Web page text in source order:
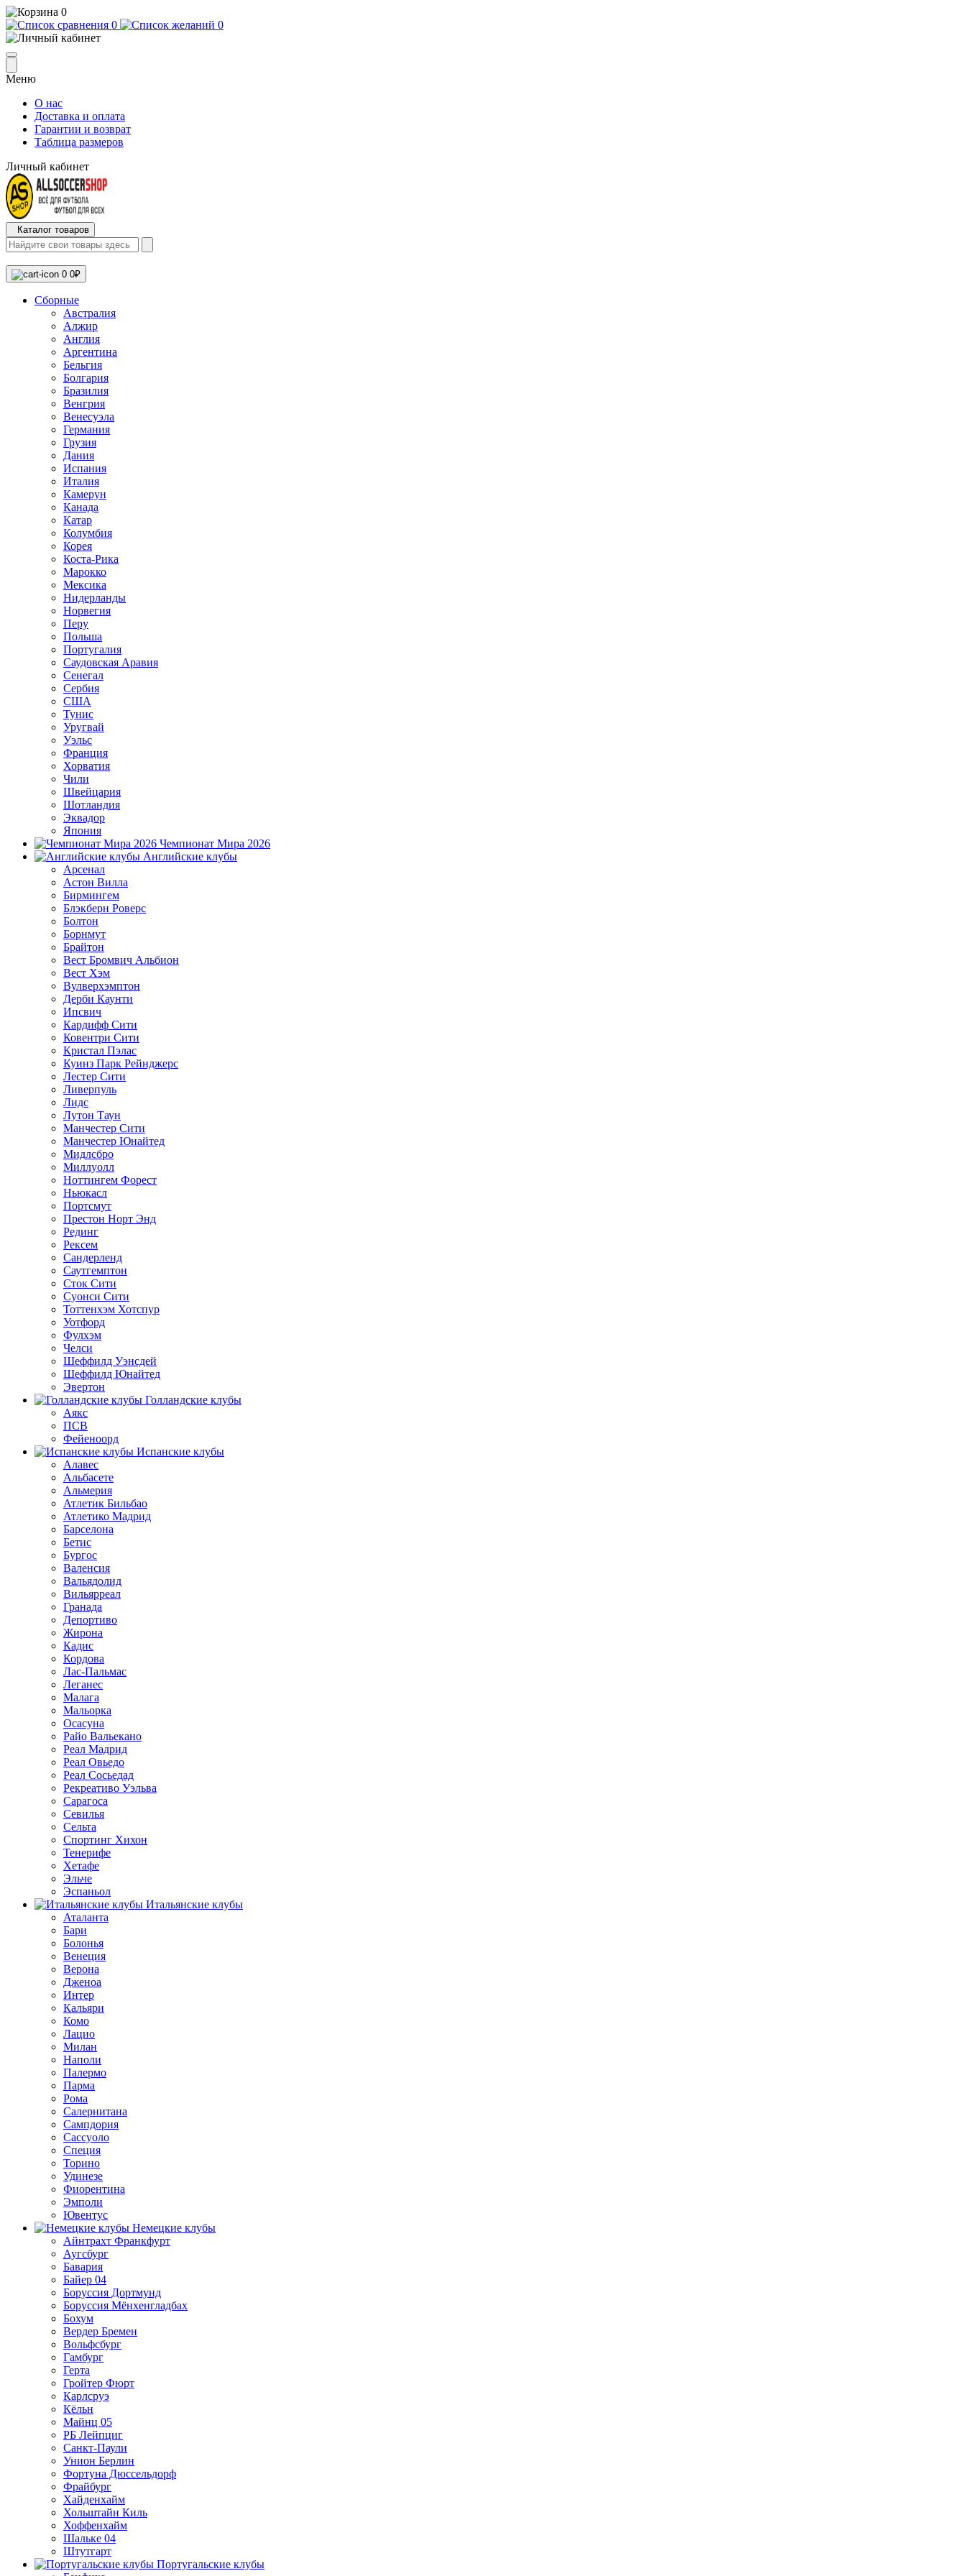
0
0
0
Меню
О нас
Доставка и оплата
Гарантии и возврат
Таблица размеров
Личный кабинет
Каталог товаров
0 0₽
Сборные
Австралия
Алжир
Англия
Аргентина
Бельгия
Болгария
Бразилия
Венгрия
Венесуэла
Германия
Грузия
Дания
Испания
Италия
Камерун
Канада
Катар
Колумбия
Корея
Коста-Рика
Марокко
Мексика
Нидерланды
Норвегия
Перу
Польша
Португалия
Саудовская Аравия
Сенегал
Сербия
США
Тунис
Уругвай
Уэльс
Франция
Хорватия
Чили
Швейцария
Шотландия
Эквадор
Япония
Чемпионат Мира 2026
Английские клубы
Арсенал
Астон Вилла
Бирмингем
Блэкберн Роверс
Болтон
Борнмут
Брайтон
Вест Бромвич Альбион
Вест Хэм
Вулверхэмптон
Дерби Каунти
Ипсвич
Кардифф Сити
Ковентри Сити
Кристал Пэлас
Куинз Парк Рейнджерс
Лестер Сити
Ливерпуль
Лидс
Лутон Таун
Манчестер Сити
Манчестер Юнайтед
Мидлсбро
Миллуолл
Ноттингем Форест
Ньюкасл
Портсмут
Престон Норт Энд
Рединг
Рексем
Сандерленд
Саутгемптон
Сток Сити
Суонси Сити
Тоттенхэм Хотспур
Уотфорд
Фулхэм
Челси
Шеффилд Уэнсдей
Шеффилд Юнайтед
Эвертон
Голландские клубы
Аякс
ПСВ
Фейеноорд
Испанские клубы
Алавес
Альбасете
Альмерия
Атлетик Бильбао
Атлетико Мадрид
Барселона
Бетис
Бургос
Валенсия
Вальядолид
Вильярреал
Гранада
Депортиво
Жирона
Кадис
Кордова
Лас-Пальмас
Леганес
Малага
Мальорка
Осасуна
Райо Вальекано
Реал Мадрид
Реал Овьедо
Реал Сосьедад
Рекреативо Уэльва
Сарагоса
Севилья
Сельта
Спортинг Хихон
Тенерифе
Хетафе
Эльче
Эспаньол
Итальянские клубы
Аталанта
Бари
Болонья
Венеция
Верона
Дженоа
Интер
Кальяри
Комо
Лацио
Милан
Наполи
Палермо
Парма
Рома
Салернитана
Сампдория
Сассуоло
Специя
Торино
Удинезе
Фиорентина
Эмполи
Ювентус
Немецкие клубы
Айнтрахт Франкфурт
Аугсбург
Бавария
Байер 04
Боруссия Дортмунд
Боруссия Мёнхенгладбах
Бохум
Вердер Бремен
Вольфсбург
Гамбург
Герта
Гройтер Фюрт
Карлсруэ
Кёльн
Майнц 05
РБ Лейпциг
Санкт-Паули
Унион Берлин
Фортуна Дюссельдорф
Фрайбург
Хайденхайм
Хольштайн Киль
Хоффенхайм
Шальке 04
Штутгарт
Португальские клубы